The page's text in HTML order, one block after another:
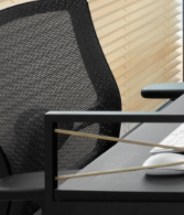
המשיכו למילוי
משתמש רשום כבר עכשיו.